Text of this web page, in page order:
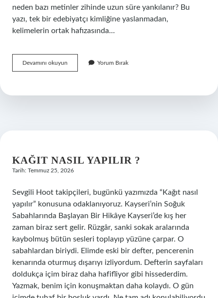
neden bazı metinler zihinde uzun süre yankılanır? Bu
yazı, tek bir edebiyatçı kimliğine yaslanmadan,
kelimelerin ortak hafızasında…
Devamını okuyun
nedir
Yorum Bırak
KAĞIT NASIL YAPILIR ?
Tarih: Temmuz 25, 2026
Sevgili Hoot takipçileri, bugünkü yazımızda “Kağıt nasıl
yapılır” konusuna odaklanıyoruz. Kayseri’nin Soğuk
Sabahlarında Başlayan Bir Hikâye Kayseri’de kış her
zaman biraz sert gelir. Rüzgâr, sanki sokak aralarında
kaybolmuş bütün sesleri toplayıp yüzüne çarpar. O
sabahlardan biriydi. Elimde eski bir defter, pencerenin
kenarında oturmuş dışarıyı izliyordum. Defterin sayfaları
doldukça içim biraz daha hafifliyor gibi hissederdim.
Yazmak, benim için konuşmaktan daha kolaydı. O gün